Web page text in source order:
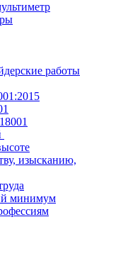
работы
изысканию,
минимум